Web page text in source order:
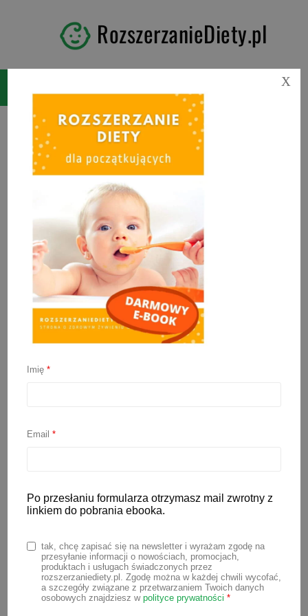
RozszerzanieDiety.pl
Tygodniowy jadłospis dla
dziecka 7-12 miesięcy (bez
jajek)
(2opinie klienta)
Imię*
Email*
Po przesłaniu formularza otrzymasz mail zwrotny z
linkiem do pobrania ebooka.
tak, chcę zapisać się na newsletter i wyrażam zgodę na
przesyłanie informacji o nowościach, promocjach,
produktach i usługach świadczonych przez
rozszerzaniediety.pl. Zgodę można w każdej chwili wycofać,
a szczegóły związane z przetwarzaniem Twoich danych
osobowych znajdziesz w polityce prywatności *
X